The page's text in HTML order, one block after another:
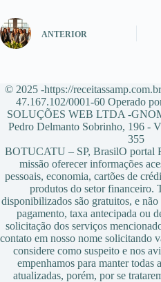
ANTERIOR
© 2025 -https://
47.167.102/0001-60 Operado
SOLUÇÕES WEB LTDA -
Pedro Delmanto Sobrinho, 196 -
355
BOTUCATU – SP, BrasilO portal
missão oferecer informações
pessoais, economia, cartões de
produtos do setor financeiro.
disponibilizados são gratuitos, e
pagamento, taxa antecipada ou
solicitação dos serviços
contato em nosso nome solicitando
considere como suspeito e nos
empenhamos para manter todas
atualizadas, porém, por se